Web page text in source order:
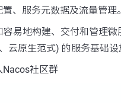
、服务元数据及流量管理。
易地构建、交付和管理
云原生范式) 的服务基础设
社区群